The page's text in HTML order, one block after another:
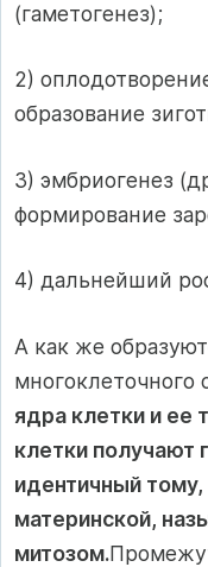
(гаметогенез);
2)
образование
3) эмбриогенез
формирование
4) дальнейший
А как же
многоклеточного
ядра клетки и ее
клетки получают
идентичный
материнской,
митозом.